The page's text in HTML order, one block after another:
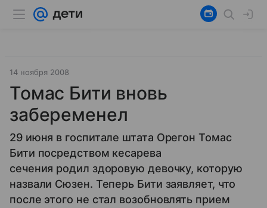
14 ноября 2008
Томас Бити вновь
забеременел
29 июня в госпитале штата Орегон Томас
Бити посредством кесарева
сечения родил здоровую девочку, которую
назвали Сюзен. Теперь Бити заявляет, что
после этого не стал возобновлять прием